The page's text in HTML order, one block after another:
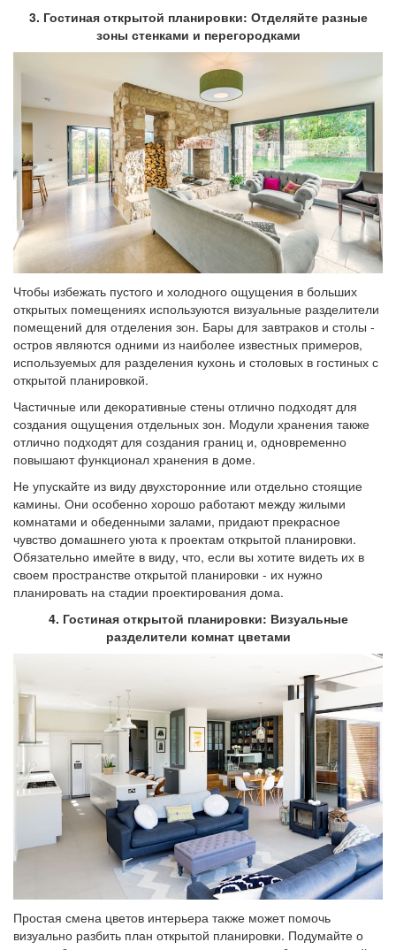
3. Гостиная открытой планировки: Отделяйте разные
зоны стенками и перегородками
Чтобы избежать пустого и холодного ощущения в больших
открытых помещениях используются визуальные разделители
помещений для отделения зон. Бары для завтраков и столы -
остров являются одними из наиболее известных примеров,
используемых для разделения кухонь и столовых в гостиных с
открытой планировкой.
Частичные или декоративные стены отлично подходят для
создания ощущения отдельных зон. Модули хранения также
отлично подходят для создания границ и, одновременно
повышают функционал хранения в доме.
Не упускайте из виду двухсторонние или отдельно стоящие
камины. Они особенно хорошо работают между жилыми
комнатами и обеденными залами, придают прекрасное
чувство домашнего уюта к проектам открытой планировки.
Обязательно имейте в виду, что, если вы хотите видеть их в
своем пространстве открытой планировки - их нужно
планировать на стадии проектирования дома.
4. Гостиная открытой планировки: Визуальные
разделители комнат цветами
Простая смена цветов интерьера также может помочь
визуально разбить план открытой планировки. Подумайте о